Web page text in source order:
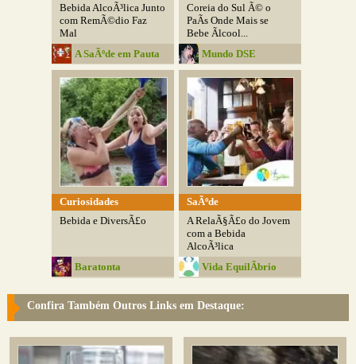
Bebida AlcoÃ³lica Junto
com RemÃ©dio Faz
Mal
A SaÃºde em Pauta
Coreia do Sul Ã© o
PaÃ­s Onde Mais se
Bebe Ãlcool...
Mundo DSE
Curiosidades
Bebida e DiversÃ£o
Baratonta
SaÃºde
A RelaÃ§Ã£o do Jovem
com a Bebida
AlcoÃ³lica
Vida EquilÃ­brio
Confira Também Outros Links em Destaque: